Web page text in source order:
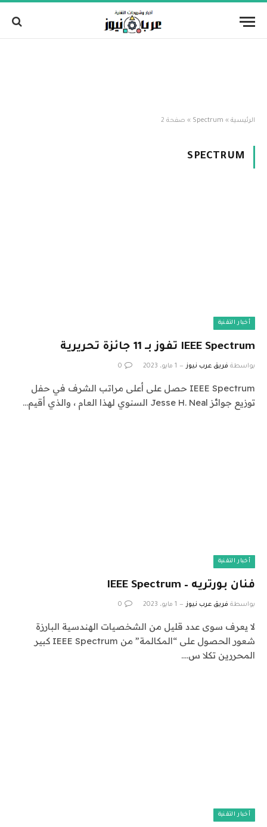
الرئيسية »
Spectrum
» صفحة 2
SPECTRUM
أخبار التقنية
IEEE Spectrum تفوز بـ 11 جائزة تحريرية
بواسطة فريق عرب نيوز 1 مايو، 2023 0
IEEE Spectrum حصل على أعلى مراتب الشرف في حفل
توزيع جوائز Jesse H. Neal السنوي لهذا العام ، والذي أقيم…
أخبار التقنية
فنان بورتريه – IEEE Spectrum
بواسطة فريق عرب نيوز 1 مايو، 2023 0
لا يعرف سوى عدد قليل من الشخصيات الهندسية البارزة
شعور الحصول على “المكالمة” من IEEE Spectrum كبير
المحررين تكلا س.…
أخبار التقنية